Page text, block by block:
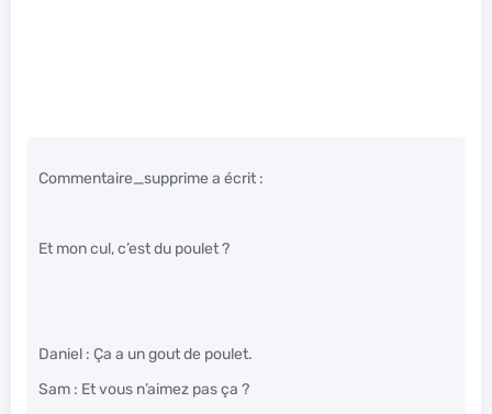
Commentaire_supprime a écrit :
Et mon cul, c’est du poulet ?
Daniel : Ça a un gout de poulet.
Sam : Et vous n’aimez pas ça ?